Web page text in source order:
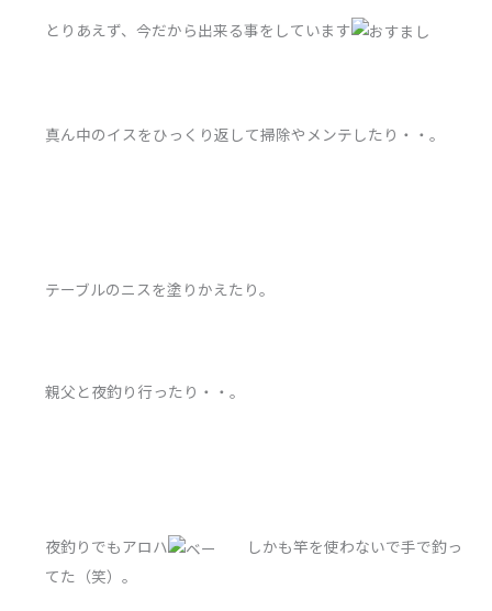
とりあえず、今だから出来る事をしています
真ん中のイスをひっくり返して掃除やメンテしたり・・。
テーブルのニスを塗りかえたり。
親父と夜釣り行ったり・・。
夜釣りでもアロハ
しかも竿を使わないで手で釣っ
てた（笑）。